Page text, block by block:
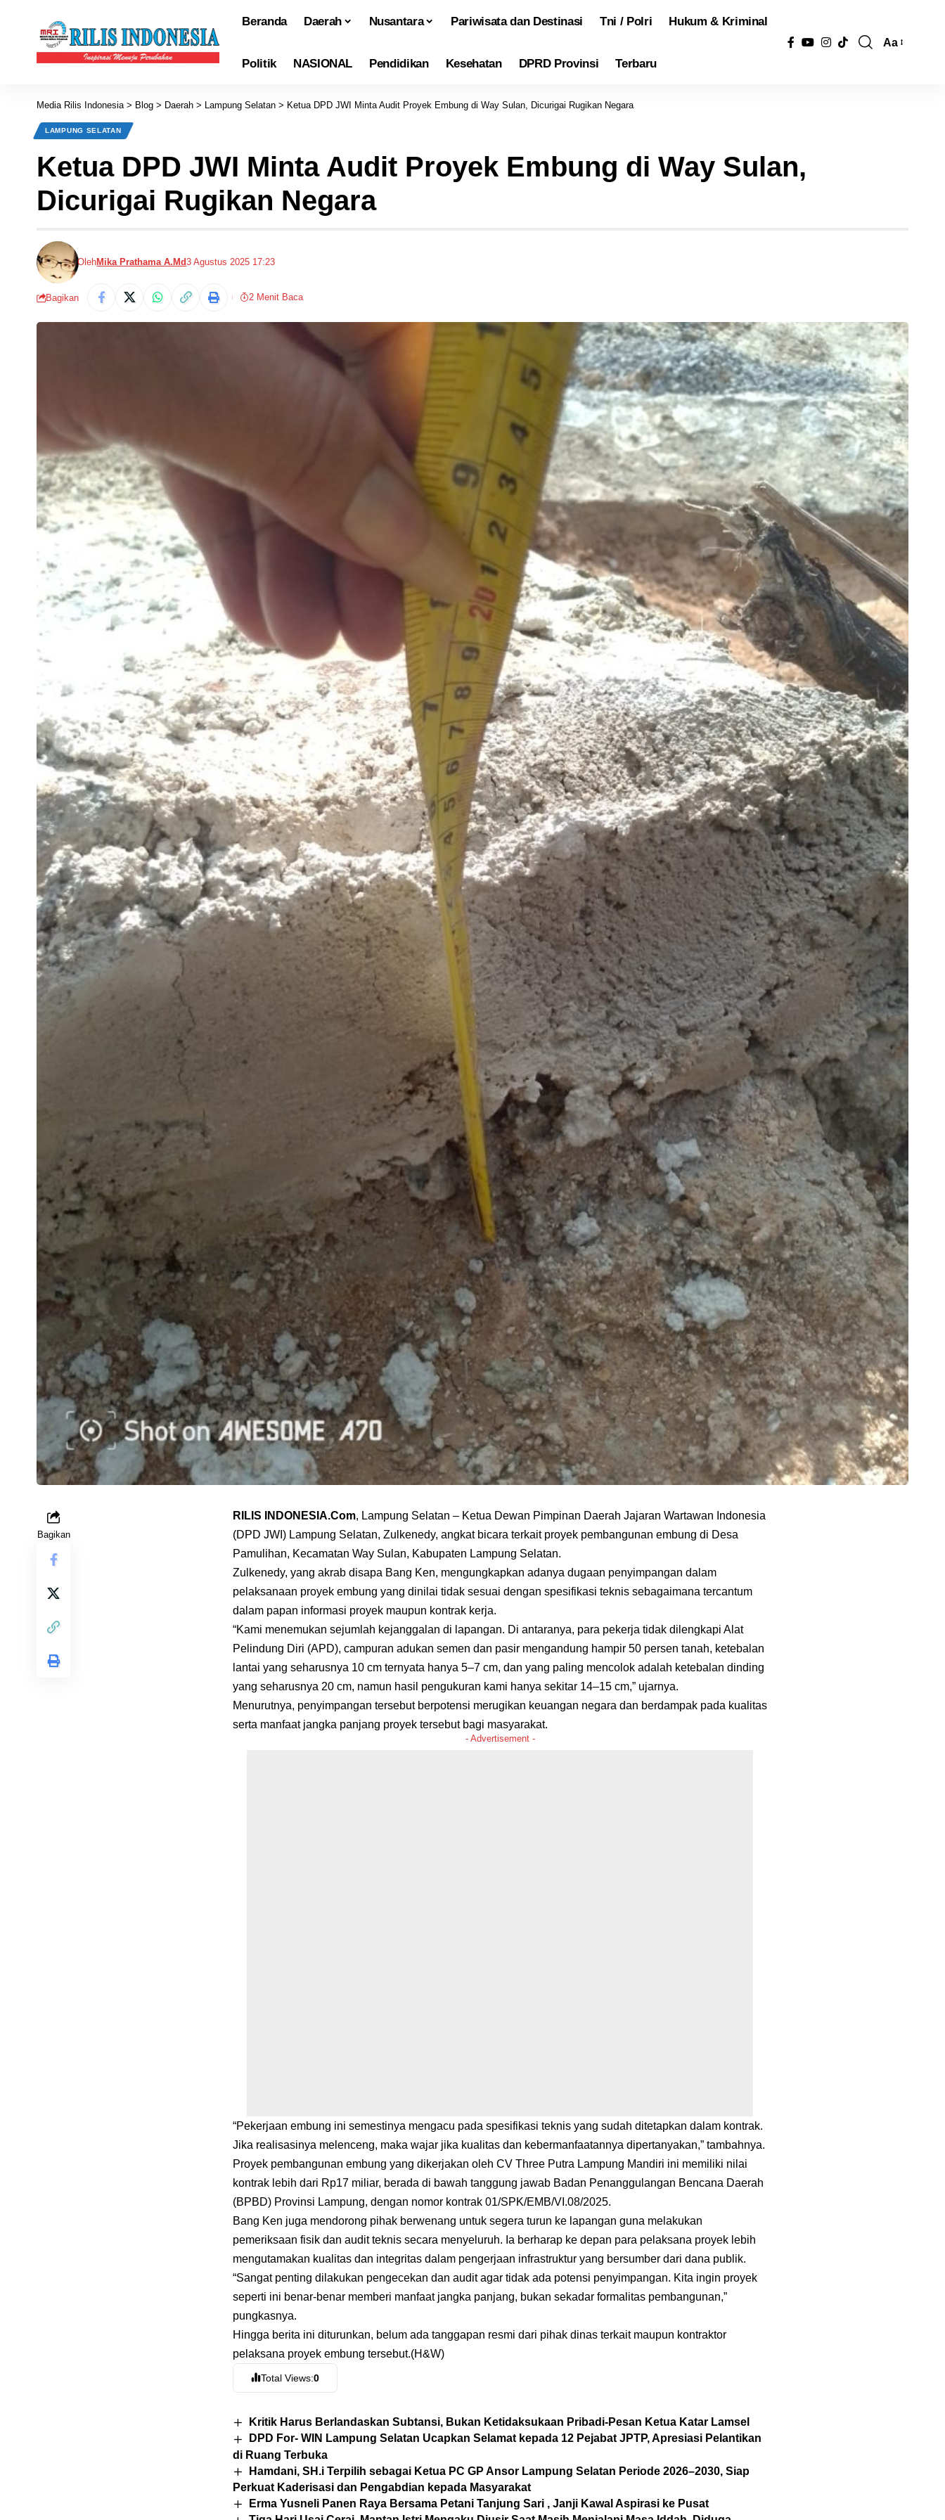
Beranda Daerah Nusantara Pariwisata dan Destinasi Tni / Polri Hukum & Kriminal
Politik NASIONAL Pendidikan Kesehatan DPRD Provinsi Terbaru
Aa
Media Rilis Indonesia> Blog > Daerah > Lampung Selatan > Ketua DPD JWI Minta Audit Proyek Embung di Way Sulan, Dicurigai Rugikan Negara
LAMPUNG SELATAN
Ketua DPD JWI Minta Audit Proyek Embung di Way Sulan,
Dicurigai Rugikan Negara
OlehMika Prathama A.Md3 Agustus 2025 17:23
Bagikan 2 Menit Baca
Bagikan
RILIS INDONESIA.Com, Lampung Selatan – Ketua Dewan Pimpinan Daerah Jajaran Wartawan Indonesia
(DPD JWI) Lampung Selatan, Zulkenedy, angkat bicara terkait proyek pembangunan embung di Desa
Pamulihan, Kecamatan Way Sulan, Kabupaten Lampung Selatan.
Zulkenedy, yang akrab disapa Bang Ken, mengungkapkan adanya dugaan penyimpangan dalam
pelaksanaan proyek embung yang dinilai tidak sesuai dengan spesifikasi teknis sebagaimana tercantum
dalam papan informasi proyek maupun kontrak kerja.
“Kami menemukan sejumlah kejanggalan di lapangan. Di antaranya, para pekerja tidak dilengkapi Alat
Pelindung Diri (APD), campuran adukan semen dan pasir mengandung hampir 50 persen tanah, ketebalan
lantai yang seharusnya 10 cm ternyata hanya 5–7 cm, dan yang paling mencolok adalah ketebalan dinding
yang seharusnya 20 cm, namun hasil pengukuran kami hanya sekitar 14–15 cm,” ujarnya.
Menurutnya, penyimpangan tersebut berpotensi merugikan keuangan negara dan berdampak pada kualitas
serta manfaat jangka panjang proyek tersebut bagi masyarakat.
- Advertisement -
“Pekerjaan embung ini semestinya mengacu pada spesifikasi teknis yang sudah ditetapkan dalam kontrak.
Jika realisasinya melenceng, maka wajar jika kualitas dan kebermanfaatannya dipertanyakan,” tambahnya.
Proyek pembangunan embung yang dikerjakan oleh CV Three Putra Lampung Mandiri ini memiliki nilai
kontrak lebih dari Rp17 miliar, berada di bawah tanggung jawab Badan Penanggulangan Bencana Daerah
(BPBD) Provinsi Lampung, dengan nomor kontrak 01/SPK/EMB/VI.08/2025.
Bang Ken juga mendorong pihak berwenang untuk segera turun ke lapangan guna melakukan
pemeriksaan fisik dan audit teknis secara menyeluruh. Ia berharap ke depan para pelaksana proyek lebih
mengutamakan kualitas dan integritas dalam pengerjaan infrastruktur yang bersumber dari dana publik.
“Sangat penting dilakukan pengecekan dan audit agar tidak ada potensi penyimpangan. Kita ingin proyek
seperti ini benar-benar memberi manfaat jangka panjang, bukan sekadar formalitas pembangunan,”
pungkasnya.
Hingga berita ini diturunkan, belum ada tanggapan resmi dari pihak dinas terkait maupun kontraktor
pelaksana proyek embung tersebut.(H&W)
Total Views:0
Kritik Harus Berlandaskan Subtansi, Bukan Ketidaksukaan Pribadi-Pesan Ketua Katar Lamsel
DPD For- WIN Lampung Selatan Ucapkan Selamat kepada 12 Pejabat JPTP, Apresiasi Pelantikan
di Ruang Terbuka
Hamdani, SH.i Terpilih sebagai Ketua PC GP Ansor Lampung Selatan Periode 2026–2030, Siap
Perkuat Kaderisasi dan Pengabdian kepada Masyarakat
Erma Yusneli Panen Raya Bersama Petani Tanjung Sari , Janji Kawal Aspirasi ke Pusat